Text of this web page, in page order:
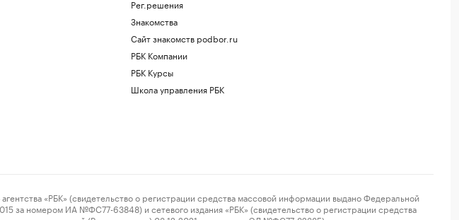
Рег.решения
Знакомства
Сайт знакомств podbor.ru
РБК Компании
РБК Курсы
Школа управления РБК
«РБК» (свидетельство о регистрации средства массовой информации выдано Федеральной
за номером ИА №ФС77-63848) и сетевого издания «РБК» (свидетельство о регистрации средства